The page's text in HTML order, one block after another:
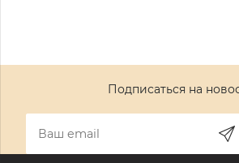
Подписаться на